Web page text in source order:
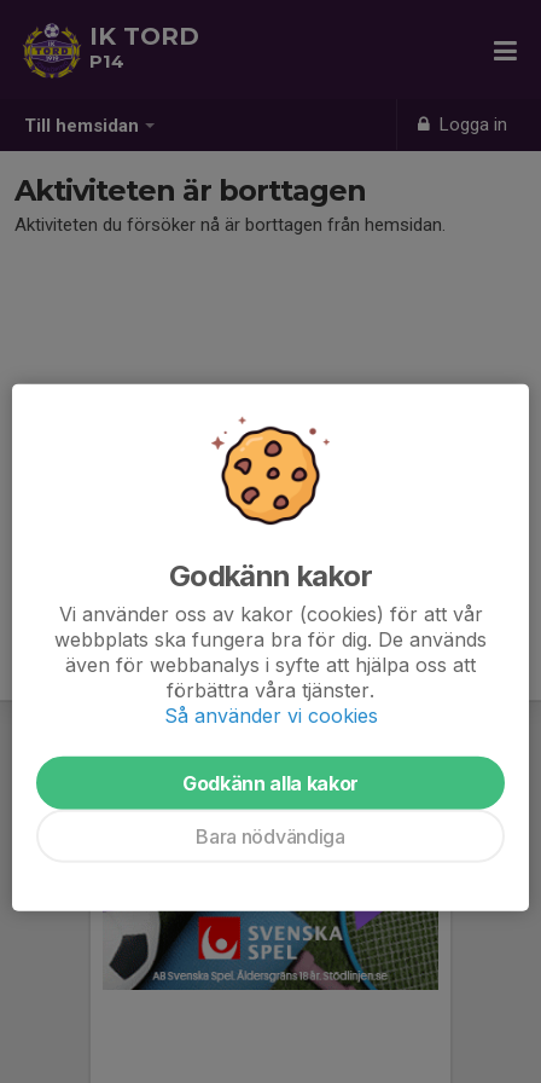
Till hemsidan Logga in
IK TORD
P14
Aktiviteten är borttagen
Aktiviteten du försöker nå är borttagen från hemsidan.
Godkänn kakor
Vi använder oss av kakor (cookies) för att vår
webbplats ska fungera bra för dig. De används
även för webbanalys i syfte att hjälpa oss att
förbättra våra tjänster.
Så använder vi cookies
Godkänn alla kakor
Bara nödvändiga